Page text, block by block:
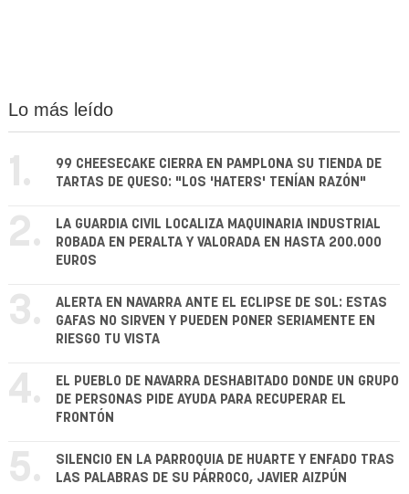
Lo más leído
1.
99 CHEESECAKE CIERRA EN PAMPLONA SU TIENDA DE
TARTAS DE QUESO: "LOS 'HATERS' TENÍAN RAZÓN"
2.
LA GUARDIA CIVIL LOCALIZA MAQUINARIA INDUSTRIAL
ROBADA EN PERALTA Y VALORADA EN HASTA 200.000
EUROS
3.
ALERTA EN NAVARRA ANTE EL ECLIPSE DE SOL: ESTAS
GAFAS NO SIRVEN Y PUEDEN PONER SERIAMENTE EN
RIESGO TU VISTA
4.
EL PUEBLO DE NAVARRA DESHABITADO DONDE UN GRUPO
DE PERSONAS PIDE AYUDA PARA RECUPERAR EL
FRONTÓN
5.
SILENCIO EN LA PARROQUIA DE HUARTE Y ENFADO TRAS
LAS PALABRAS DE SU PÁRROCO, JAVIER AIZPÚN